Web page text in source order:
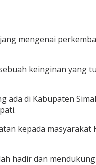
mengenai
keinginan yang
di Kabupaten
kepada
hadir dan